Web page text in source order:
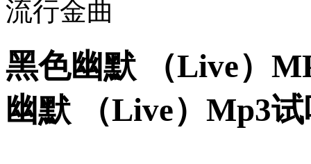
黑色幽默 （Live）
幽默 （Live）Mp3